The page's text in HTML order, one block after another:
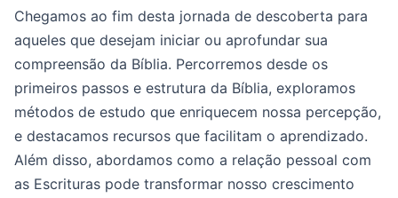
Chegamos ao fim desta jornada de descoberta para
aqueles que desejam iniciar ou aprofundar sua
compreensão da Bíblia. Percorremos desde os
primeiros passos e estrutura da Bíblia, exploramos
métodos de estudo que enriquecem nossa percepção,
e destacamos recursos que facilitam o aprendizado.
Além disso, abordamos como a relação pessoal com
as Escrituras pode transformar nosso crescimento